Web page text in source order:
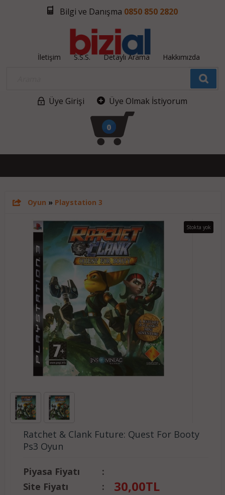
Bilgi ve Danışma 0850 850 2820
İletişim S.S.S. Detaylı Arama Hakkımızda
Üye Girişi Üye Olmak İstiyorum
0
Oyun » Playstation 3
Stokta yok
Ratchet & Clank Future: Quest For Booty
Ps3 Oyun
Piyasa Fiyatı
:
Site Fiyatı
: 30,00TL